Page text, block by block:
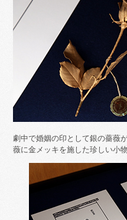
劇中で婚姻の印として銀の薔薇
薇に金メッキを施した珍しい小物